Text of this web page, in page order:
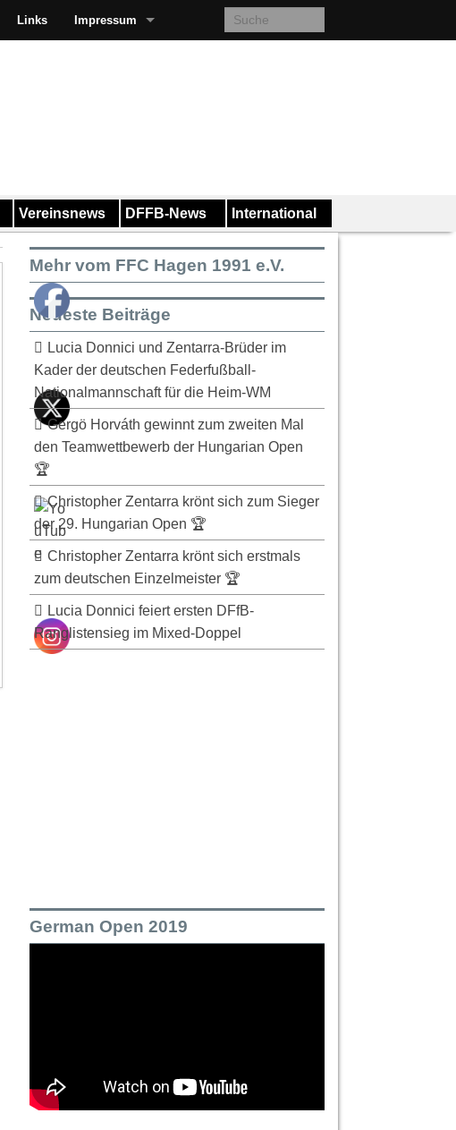
Links Impressum
Vereinsnews DFFB-News International
Mehr vom FFC Hagen 1991 e.V.
Neueste Beiträge
Lucia Donnici und Zentarra-Brüder im
Kader der deutschen Federfußball-
Nationalmannschaft für die Heim-WM
Gergö Horváth gewinnt zum zweiten Mal
den Teamwettbewerb der Hungarian Open
🏆
Christopher Zentarra krönt sich zum Sieger
der 29. Hungarian Open 🏆
Christopher Zentarra krönt sich erstmals
zum deutschen Einzelmeister 🏆
Lucia Donnici feiert ersten DFfB-
Ranglistensieg im Mixed-Doppel
German Open 2019